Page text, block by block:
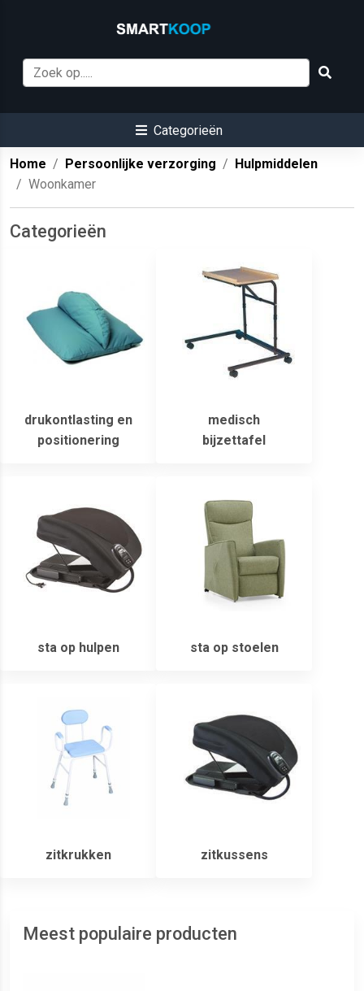
Categorieën
Home Persoonlijke verzorging
Hulpmiddelen
Woonkamer
Categorieën
drukontlasting en
positionering
medisch
bijzettafel
sta op hulpen sta op stoelen
zitkrukken zitkussens
Meest populaire producten